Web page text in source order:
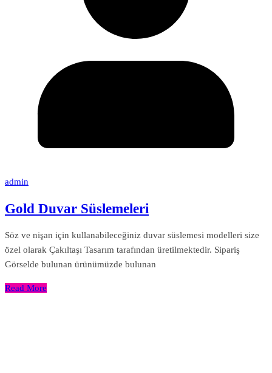
admin
Gold Duvar Süslemeleri
Söz ve nişan için kullanabileceğiniz duvar süslemesi modelleri size
özel olarak Çakıltaşı Tasarım tarafından üretilmektedir. Sipariş
Görselde bulunan ürünümüzde bulunan
Read More